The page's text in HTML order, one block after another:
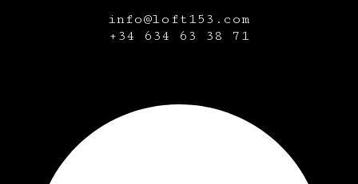
info@loft153.com
+34 634 63 38 71